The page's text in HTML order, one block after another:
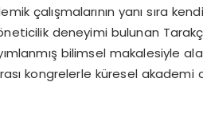
çalışmalarının yanı sıra
deneyimi bulunan
bilimsel makalesiyle
kongrelerle küresel